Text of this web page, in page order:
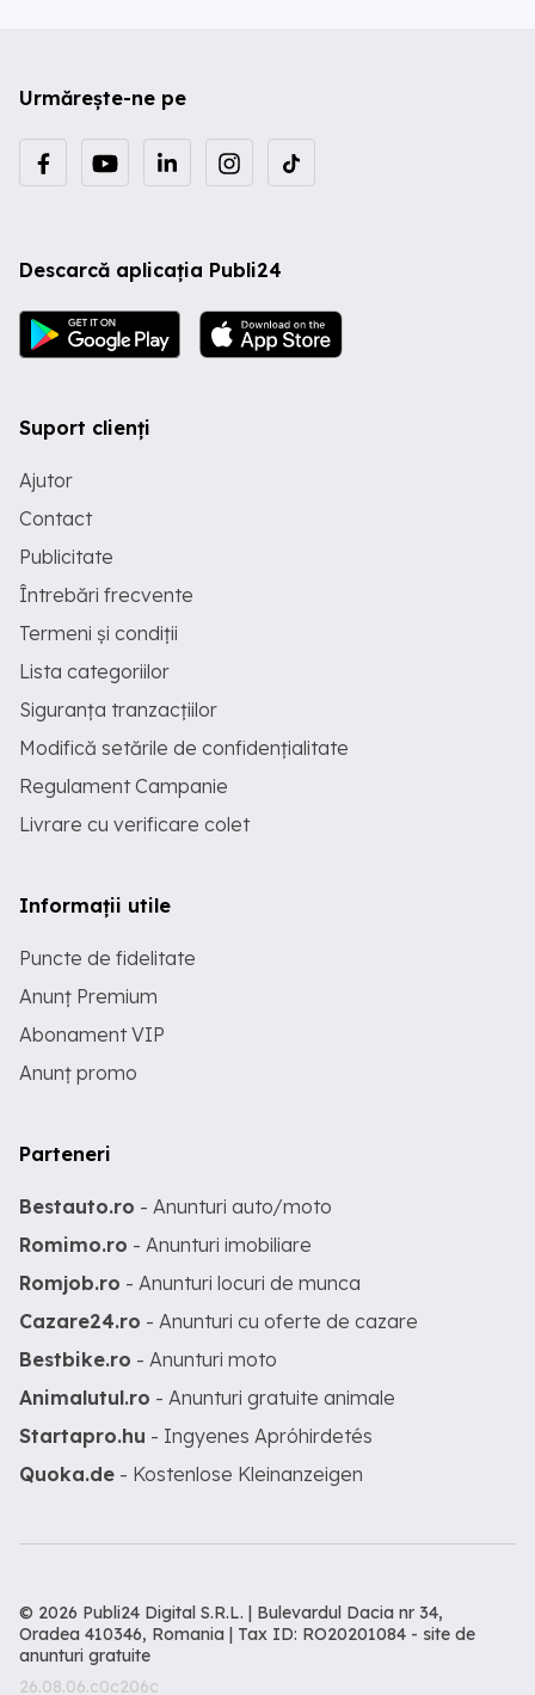
Urmărește-ne pe
Descarcă aplicația Publi24
Suport clienți
Ajutor
Contact
Publicitate
Întrebări frecvente
Termeni și condiții
Lista categoriilor
Siguranța tranzacțiilor
Modifică setările de confidențialitate
Regulament Campanie
Livrare cu verificare colet
Informații utile
Puncte de fidelitate
Anunț Premium
Abonament VIP
Anunț promo
Parteneri
Bestauto.ro - Anunturi auto/moto
Romimo.ro - Anunturi imobiliare
Romjob.ro - Anunturi locuri de munca
Cazare24.ro - Anunturi cu oferte de cazare
Bestbike.ro - Anunturi moto
Animalutul.ro - Anunturi gratuite animale
Startapro.hu - Ingyenes Apróhirdetés
Quoka.de - Kostenlose Kleinanzeigen
© 2026 Publi24 Digital S.R.L. | Bulevardul Dacia nr 34,
Oradea 410346, Romania | Tax ID: RO20201084 - site de
anunturi gratuite
26.08.06.c0c206c